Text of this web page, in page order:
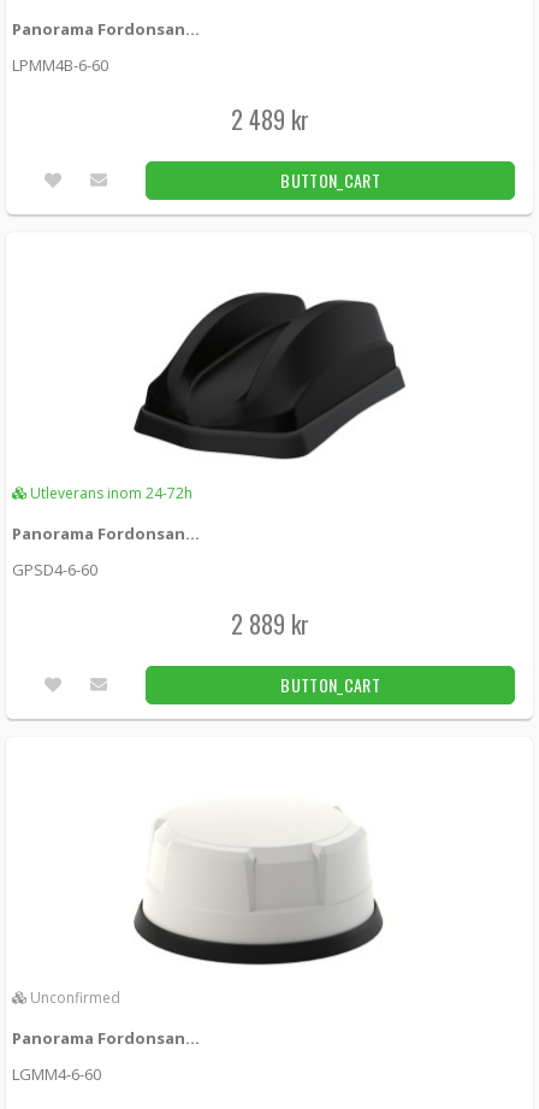
Panorama Fordonsantenn 4x4 MIMO 5G/4G Black
LPMM4B-6-60
2 489 kr
BUTTON_CART
Utleverans inom 24-72h
Panorama Fordonsantenn 4x4 MIMO 5G/4G GPS Black
GPSD4-6-60
2 889 kr
BUTTON_CART
Unconfirmed
Panorama Fordonsantenn 4x4 MIMO 5G/4G GPS White
LGMM4-6-60